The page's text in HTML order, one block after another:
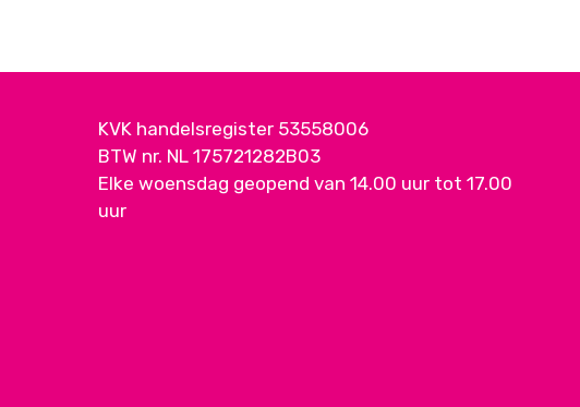
KVK handelsregister 53558006
BTW nr. NL 175721282B03
Elke woensdag geopend van 14.00 uur tot 17.00
uur